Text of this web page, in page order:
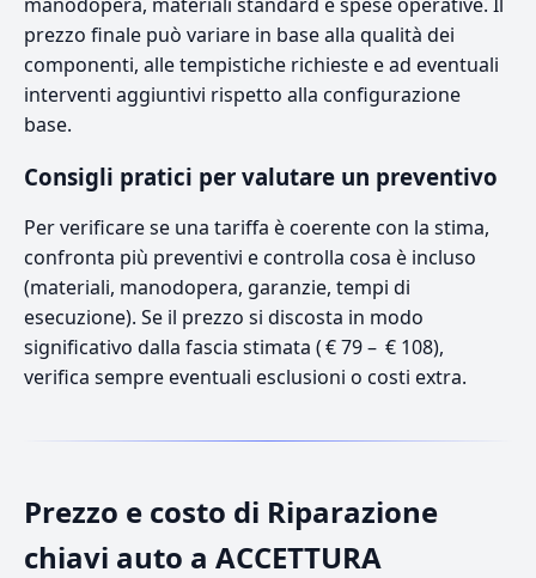
prezzo finale può variare in base alla qualità dei
componenti, alle tempistiche richieste e ad eventuali
interventi aggiuntivi rispetto alla configurazione
base.
Consigli pratici per valutare un preventivo
Per verificare se una tariffa è coerente con la stima,
confronta più preventivi e controlla cosa è incluso
(materiali, manodopera, garanzie, tempi di
esecuzione). Se il prezzo si discosta in modo
significativo dalla fascia stimata ( € 79 – € 108),
verifica sempre eventuali esclusioni o costi extra.
Prezzo e costo di Riparazione
chiavi auto a ACCETTURA